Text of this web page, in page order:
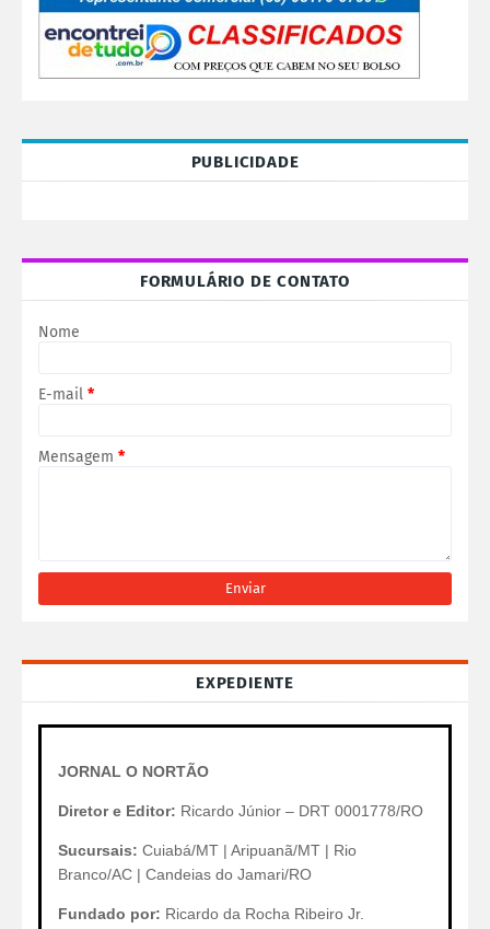
PUBLICIDADE
FORMULÁRIO DE CONTATO
Nome
E-mail *
Mensagem *
EXPEDIENTE
JORNAL O NORTÃO
Diretor e Editor: Ricardo Júnior – DRT 0001778/RO
Sucursais: Cuiabá/MT | Aripuanã/MT | Rio
Branco/AC | Candeias do Jamari/RO
Fundado por: Ricardo da Rocha Ribeiro Jr.